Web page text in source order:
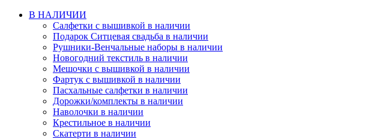
В НАЛИЧИИ
Салфетки с вышивкой в наличии
Подарок Ситцевая свадьба в наличии
Рушники-Венчальные наборы в наличии
Новогодний текстиль в наличии
Мешочки с вышивкой в наличии
Фартук с вышивкой в наличии
Пасхальные салфетки в наличии
Дорожки/комплекты в наличии
Наволочки в наличии
Крестильное в наличии
Скатерти в наличии